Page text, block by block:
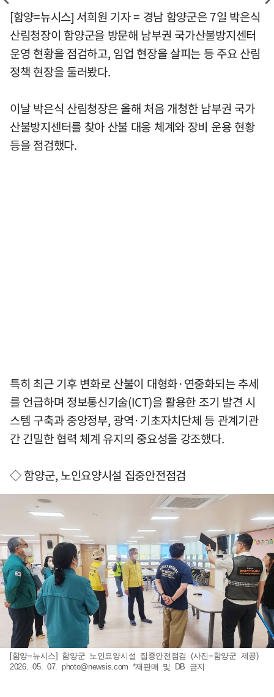
[함양=뉴시스] 서희원 기자 = 경남 함양군은 7일 박은식
산림청장이 함양군을 방문해 남부권 국가산불방지센터
운영 현황을 점검하고, 임업 현장을 살피는 등 주요 산림
정책 현장을 둘러봤다.
이날 박은식 산림청장은 올해 처음 개청한 남부권 국가
산불방지센터를 찾아 산불 대응 체계와 장비 운용 현황
등을 점검했다.
특히 최근 기후 변화로 산불이 대형화·연중화되는 추세
를 언급하며 정보통신기술(ICT)을 활용한 조기 발견 시
스템 구축과 중앙정부, 광역·기초자치단체 등 관계기관
간 긴밀한 협력 체계 유지의 중요성을 강조했다.
◇ 함양군, 노인요양시설 집중안전점검
[함양=뉴시스] 함양군 노인요양시설 집중안전점검 (사진=함양군 제공)
2026. 05. 07. photo@newsis.com *재판매 및 DB 금지